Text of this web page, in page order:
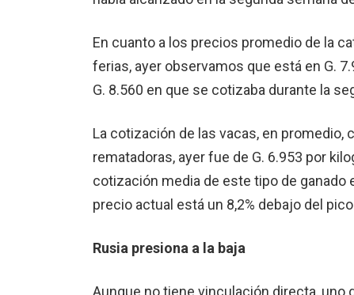
En cuanto a los precios promedio de la
ferias, ayer observamos que está en G.
G. 8.560 en que se cotizaba durante la
La cotización de las vacas, en
rematadoras, ayer fue de G. 6.953 por
cotización media de este tipo de ganado
precio actual está un 8,2% debajo del
Rusia presiona a la baja